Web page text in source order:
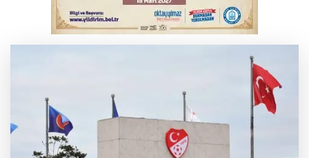
THY temmuzda yolcu rekoru kırdı